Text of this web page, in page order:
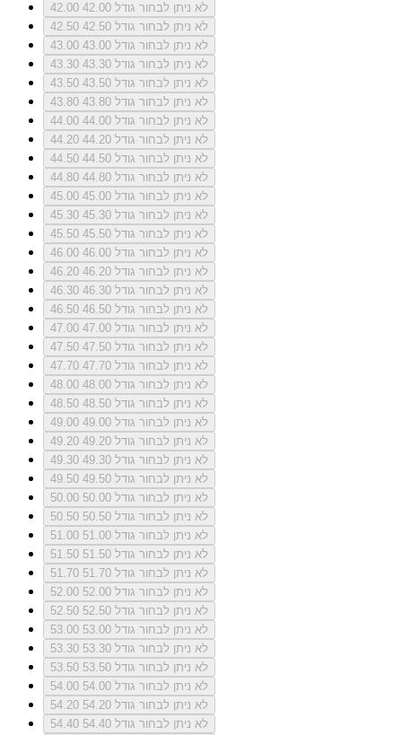
42.00
לא ניתן לבחור גודל 42.00
42.50
לא ניתן לבחור גודל 42.50
43.00
לא ניתן לבחור גודל 43.00
43.30
לא ניתן לבחור גודל 43.30
43.50
לא ניתן לבחור גודל 43.50
43.80
לא ניתן לבחור גודל 43.80
44.00
לא ניתן לבחור גודל 44.00
44.20
לא ניתן לבחור גודל 44.20
44.50
לא ניתן לבחור גודל 44.50
44.80
לא ניתן לבחור גודל 44.80
45.00
לא ניתן לבחור גודל 45.00
45.30
לא ניתן לבחור גודל 45.30
45.50
לא ניתן לבחור גודל 45.50
46.00
לא ניתן לבחור גודל 46.00
46.20
לא ניתן לבחור גודל 46.20
46.30
לא ניתן לבחור גודל 46.30
46.50
לא ניתן לבחור גודל 46.50
47.00
לא ניתן לבחור גודל 47.00
47.50
לא ניתן לבחור גודל 47.50
47.70
לא ניתן לבחור גודל 47.70
48.00
לא ניתן לבחור גודל 48.00
48.50
לא ניתן לבחור גודל 48.50
49.00
לא ניתן לבחור גודל 49.00
49.20
לא ניתן לבחור גודל 49.20
49.30
לא ניתן לבחור גודל 49.30
49.50
לא ניתן לבחור גודל 49.50
50.00
לא ניתן לבחור גודל 50.00
50.50
לא ניתן לבחור גודל 50.50
51.00
לא ניתן לבחור גודל 51.00
51.50
לא ניתן לבחור גודל 51.50
51.70
לא ניתן לבחור גודל 51.70
52.00
לא ניתן לבחור גודל 52.00
52.50
לא ניתן לבחור גודל 52.50
53.00
לא ניתן לבחור גודל 53.00
53.30
לא ניתן לבחור גודל 53.30
53.50
לא ניתן לבחור גודל 53.50
54.00
לא ניתן לבחור גודל 54.00
54.20
לא ניתן לבחור גודל 54.20
54.40
לא ניתן לבחור גודל 54.40